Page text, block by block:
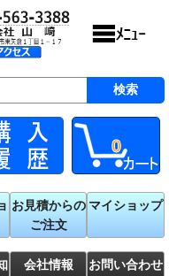
0
お見積からの
ご注文
マイショップ
会社情報 お問い合わせ